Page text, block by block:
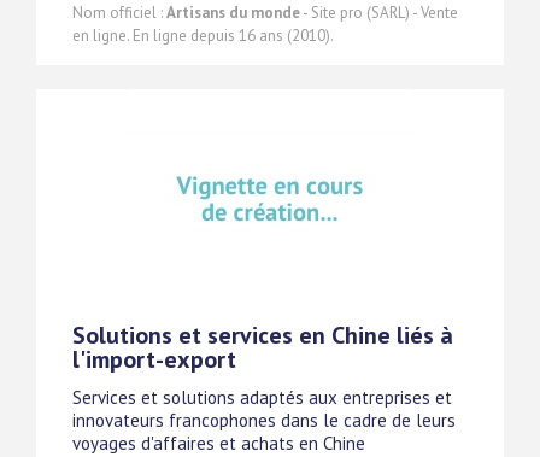
Nom officiel :Artisans du monde- Site pro (SARL) - Vente
en ligne. En ligne depuis 16 ans (2010).
Solutions et services en Chine liés à
l'import-export
Services et solutions adaptés aux entreprises et
innovateurs francophones dans le cadre de leurs
voyages d'affaires et achats en Chine